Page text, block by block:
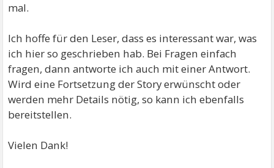
mal.
Ich hoffe für den Leser, dass es interessant war, was
ich hier so geschrieben hab. Bei Fragen einfach
fragen, dann antworte ich auch mit einer Antwort.
Wird eine Fortsetzung der Story erwünscht oder
werden mehr Details nötig, so kann ich ebenfalls
bereitstellen.
Vielen Dank!